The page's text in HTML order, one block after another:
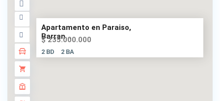
Apartamento en Paraiso,
Barran...
$ 235.000.000
2 BD 2 BA